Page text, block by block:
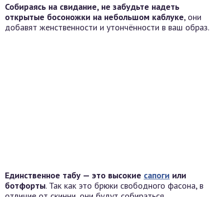
Собираясь на свидание, не забудьте надеть
открытые босоножки на небольшом каблуке, они
добавят женственности и утончённости в ваш образ.
Единственное табу — это высокие сапоги или
ботфорты. Так как это брюки свободного фасона, в